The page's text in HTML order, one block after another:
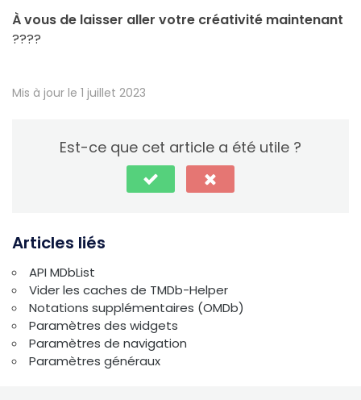
À vous de laisser aller votre créativité maintenant
????
Mis à jour le 1 juillet 2023
Est-ce que cet article a été utile ?
Articles liés
API MDbList
Vider les caches de TMDb-Helper
Notations supplémentaires (OMDb)
Paramètres des widgets
Paramètres de navigation
Paramètres généraux